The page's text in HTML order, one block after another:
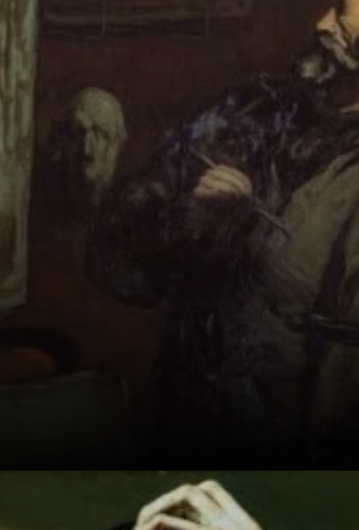
A queda da
monarquia em
1848 marcou o
início da Segunda
República (1848-
51) e trouxe
mudanças sociais
profundas para a